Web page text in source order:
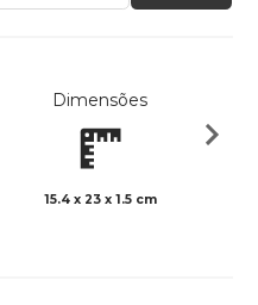
Dimensões
15.4 x 23 x 1.5 cm